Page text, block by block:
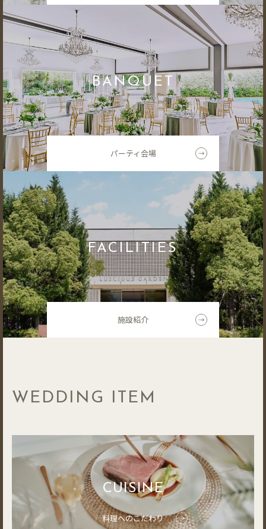
BANQUET
パーティ会場
FACILITIES
施設紹介
WEDDING ITEM
CUISINE
料理へのこだわり